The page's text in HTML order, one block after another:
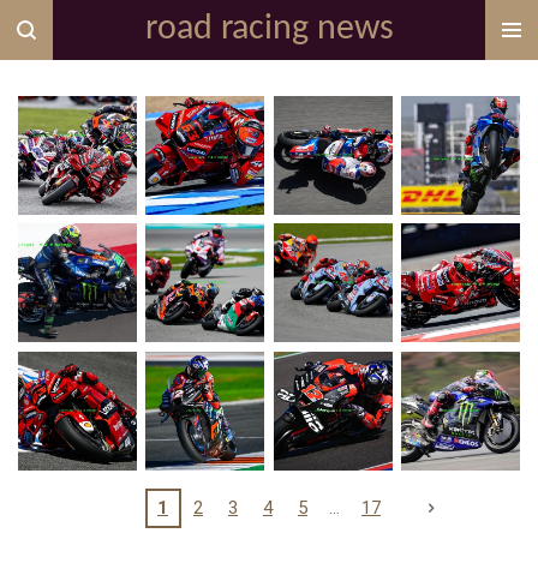
Zum
Hauptinhalt
road racing news
1 2 3 4 5 17